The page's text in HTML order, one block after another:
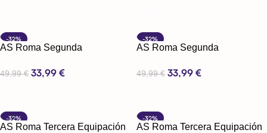
-32%
AS Roma Segunda
49,99€ 33,99 €
-32%
AS Roma Segunda
49,99€ 33,99 €
-32%
AS Roma Tercera Equipación
-32%
AS Roma Tercera Equipación